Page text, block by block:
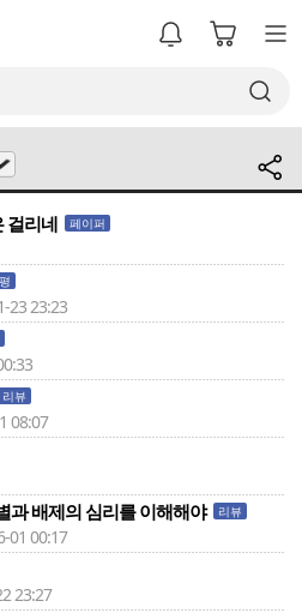
걸리네 페이퍼
23 23:23
리뷰
08:07
과 배제의 심리를 이해해야 리뷰
01 00:17
23:27